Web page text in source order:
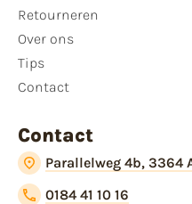
Retourneren
Over ons
Tips
Contact
Contact
Parallelweg 4b, 3364
0184 41 10 16